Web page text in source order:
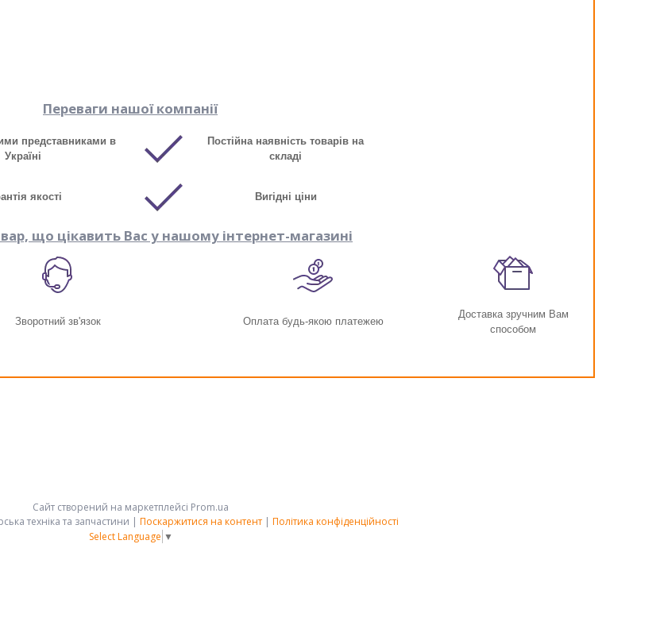
Переваги нашої компанії
представниками в
Україні
Постійна наявність товарів на
складі
якості Вигідні ціни
що цікавить Вас у нашому інтернет-магазині
Зворотний зв'язок Оплата будь-якою платежею
Доставка зручним Вам
способом
Сайт створений на маркетплейсі Prom.ua
АРК-ГРУПП - сільськогосподарська техніка та запчастини | Поскаржитися на контент | Політика конфіденційності
Select Language ▼